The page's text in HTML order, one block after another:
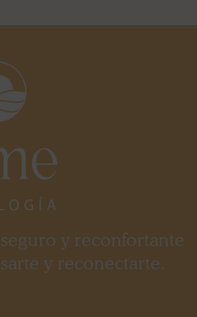
y reconfortante
y reconectarte.